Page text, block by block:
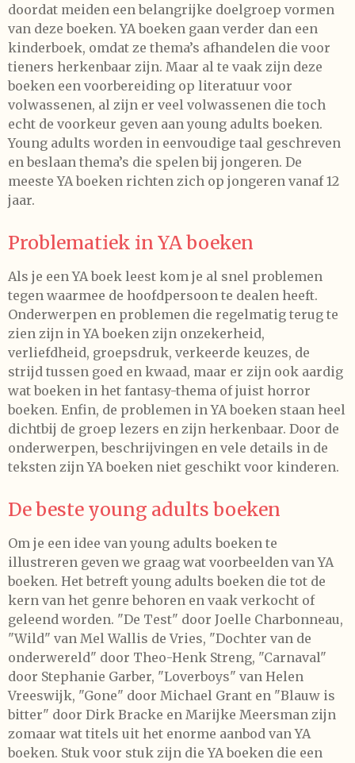
doordat meiden een belangrijke doelgroep vormen
van deze boeken. YA boeken gaan verder dan een
kinderboek, omdat ze thema’s afhandelen die voor
tieners herkenbaar zijn. Maar al te vaak zijn deze
boeken een voorbereiding op literatuur voor
volwassenen, al zijn er veel volwassenen die toch
echt de voorkeur geven aan young adults boeken.
Young adults worden in eenvoudige taal geschreven
en beslaan thema’s die spelen bij jongeren. De
meeste YA boeken richten zich op jongeren vanaf 12
jaar.
Problematiek in YA boeken
Als je een YA boek leest kom je al snel problemen
tegen waarmee de hoofdpersoon te dealen heeft.
Onderwerpen en problemen die regelmatig terug te
zien zijn in YA boeken zijn onzekerheid,
verliefdheid, groepsdruk, verkeerde keuzes, de
strijd tussen goed en kwaad, maar er zijn ook aardig
wat boeken in het fantasy-thema of juist horror
boeken. Enfin, de problemen in YA boeken staan heel
dichtbij de groep lezers en zijn herkenbaar. Door de
onderwerpen, beschrijvingen en vele details in de
teksten zijn YA boeken niet geschikt voor kinderen.
De beste young adults boeken
Om je een idee van young adults boeken te
illustreren geven we graag wat voorbeelden van YA
boeken. Het betreft young adults boeken die tot de
kern van het genre behoren en vaak verkocht of
geleend worden. "De Test" door Joelle Charbonneau,
"Wild" van Mel Wallis de Vries, "Dochter van de
onderwereld" door Theo-Henk Streng, "Carnaval"
door Stephanie Garber, "Loverboys" van Helen
Vreeswijk, "Gone" door Michael Grant en "Blauw is
bitter" door Dirk Bracke en Marijke Meersman zijn
zomaar wat titels uit het enorme aanbod van YA
boeken. Stuk voor stuk zijn die YA boeken die een